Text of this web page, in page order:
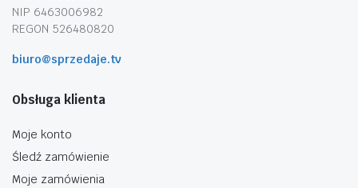
NIP 6463006982
REGON 526480820
biuro@sprzedaje.tv
Obsługa klienta
Moje konto
Śledź zamówienie
Moje zamówienia